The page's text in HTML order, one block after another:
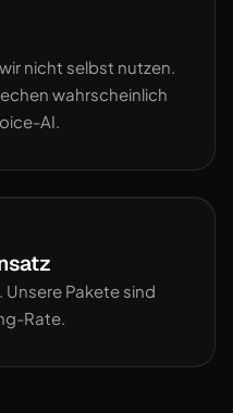
nicht selbst nutzen.
wahrscheinlich
AI.
Pakete sind
Rate.